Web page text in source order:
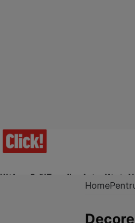
Ultima Oră!Trending Actualitate
Home